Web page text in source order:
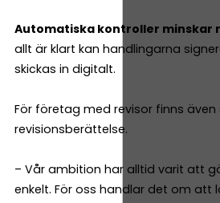
Automatiska kontroller minskar
allt är klart kan handlingarna
skickas in digitalt.
För företag med revisor finns
revisionsberättelse.
– Vår ambition har alltid varit att
enkelt. För oss handlar det om att